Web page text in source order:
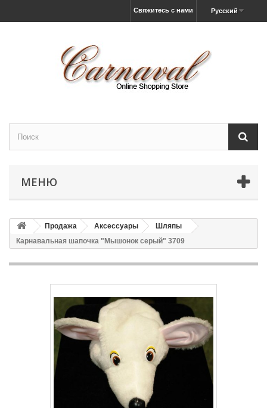
Русский
Свяжитесь с нами
МЕНЮ
Продажа Аксессуары
Шляпы
Карнавальная шапочка "Мышонок серый" 3709